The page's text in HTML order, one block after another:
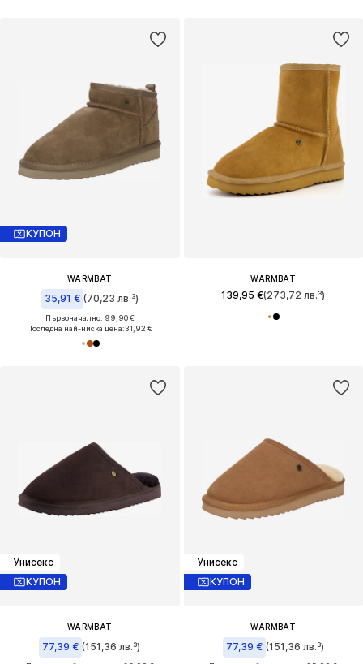
КУПОН
WARMBAT
35,91 € (70,23 лв.³)
Първоначално: 99,90 €
Последна най-ниска цена:31,92 €
WARMBAT
139,95 €(273,72 лв.³)
Унисекс
КУПОН
WARMBAT
77,39 € (151,36 лв.³)
Унисекс
КУПОН
WARMBAT
77,39 € (151,36 лв.³)